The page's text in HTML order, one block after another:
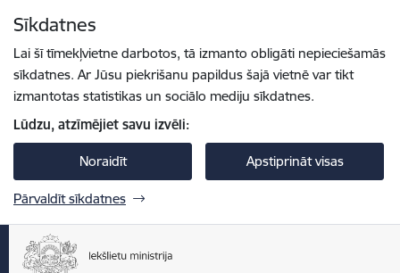
Sīkdatnes
Lai šī tīmekļvietne darbotos, tā izmanto obligāti nepieciešamās
sīkdatnes. Ar Jūsu piekrišanu papildus šajā vietnē var tikt
izmantotas statistikas un sociālo mediju sīkdatnes.
Lūdzu, atzīmējiet savu izvēli:
Noraidīt Apstiprināt visas
Pārvaldīt sīkdatnes